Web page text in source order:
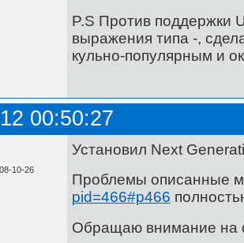
P.S Против поддержки
выражения типа -,
кульно-популярным и
00:50:27
10-26
Установил Next
Проблемы описанные
pid=466#p466
Обращаю внимание на